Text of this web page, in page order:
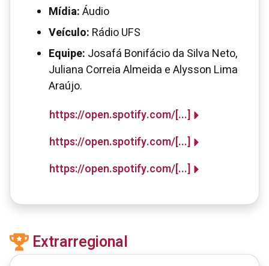
Mídia:Áudio
Veículo: Rádio UFS
Equipe: Josafá Bonifácio da Silva Neto,
Juliana Correia Almeida e Alysson Lima
Araújo.
https://open.spotify.com/[...]
https://open.spotify.com/[...]
https://open.spotify.com/[...]
Extrarregional